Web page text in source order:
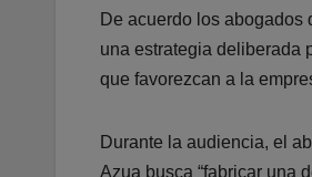
De acuerdo los abogados
una estrategia deliberada
que favorezcan a la
Durante la audiencia, el
Azua busca “fabricar una